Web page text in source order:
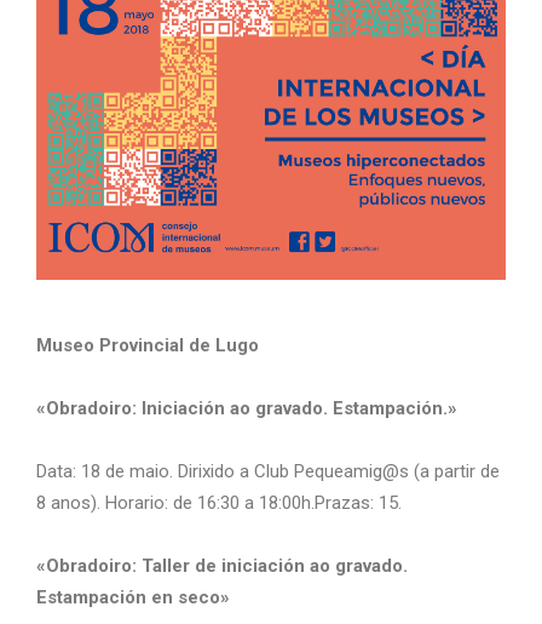
Museo Provincial de Lugo
«Obradoiro: Iniciación ao gravado. Estampación.»
Data: 18 de maio. Dirixido a Club Pequeamig@s (a partir de
8 anos). Horario: de 16:30 a 18:00h.Prazas: 15.
«Obradoiro: Taller de iniciación ao gravado.
Estampación en seco»